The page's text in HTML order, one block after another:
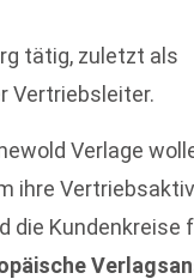
tätig, zuletzt als
Vertriebsleiter.
Verlage
ihre
die Kundenkreise